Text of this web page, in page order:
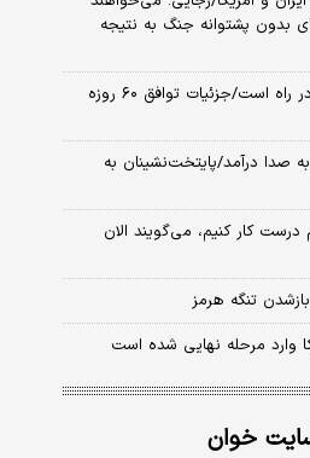
بدون پشتوانه جنگ به نتیجه
العربیه: توافق بازگشایی تنگه هرمز در راه است/جزئیات توافق ۶۰ روزه
صدا درآمد/پایتخت‌نشینان به
درست کار کنیم، می‌گویند الان
تنگه هرمز
وارد مرحله نهایی شده است
خوان